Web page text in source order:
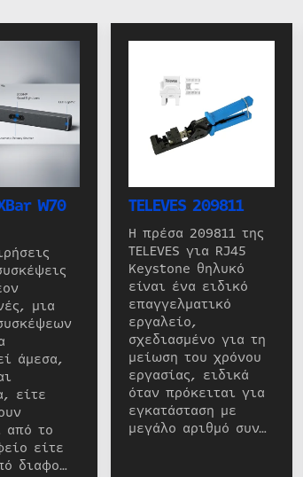
W70
μια
άμεσα,
είτε
από το
είτε
διαφο…
TELEVES 209811
Η πρέσα 209811 της
TELEVES για RJ45
Keystone θηλυκό
είναι ένα ειδικό
επαγγελματικό
εργαλείο,
σχεδιασμένο για τη
μείωση του χρόνου
εργασίας, ειδικά
όταν πρόκειται για
εγκατάσταση με
μεγάλο αριθμό συν…